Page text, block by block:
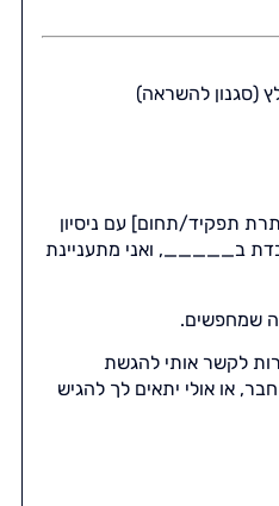
(סגנון להשראה)
תפקיד/תחום] עם ניסיון
ב_____, ואני מתעניינת
שמחפשים.
לקשר אותי להגשת
או אולי יתאים לך להגיש